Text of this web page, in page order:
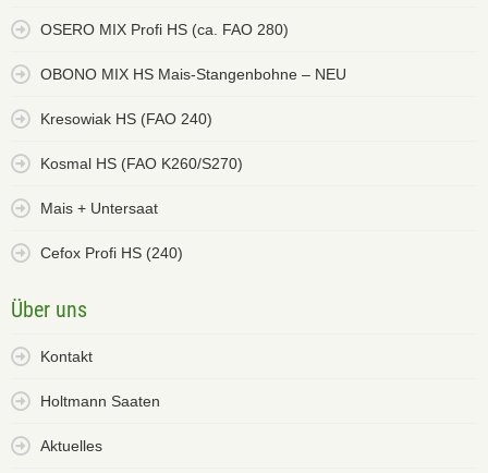
OSERO MIX Profi HS (ca. FAO 280)
OBONO MIX HS Mais-Stangenbohne – NEU
Kresowiak HS (FAO 240)
Kosmal HS (FAO K260/S270)
Mais + Untersaat
Cefox Profi HS (240)
Über uns
Kontakt
Holtmann Saaten
Aktuelles